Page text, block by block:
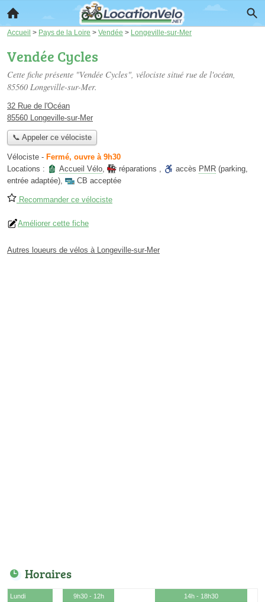
Accueil > Pays de la Loire > Vendée > Longeville-sur-Mer
Vendée Cycles
Cette fiche présente "Vendée Cycles", vélociste situé rue de l'océan,
85560 Longeville-sur-Mer.
32 Rue de l'Océan
85560 Longeville-sur-Mer
📞 Appeler ce vélociste
Vélociste - Fermé, ouvre à 9h30
Locations :
Accueil Vélo, réparations , accès PMR (parking,
entrée adaptée), CB acceptée
Recommander ce vélociste
Améliorer cette fiche
Autres loueurs de vélos à Longeville-sur-Mer
Horaires
Lundi 9h30 - 12h
14h - 18h30